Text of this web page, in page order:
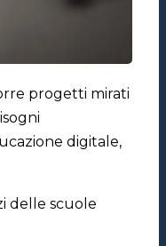
progetti mirati
digitale,
delle scuole